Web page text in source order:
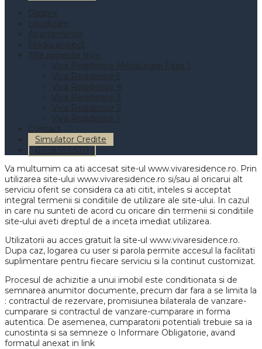
Despre
Localizare
Apartamente
Stadiu proiect
Alte proiecte Viva
Viva Residence Metalurgiei Faza 1
Viva Residence 5
Viva Residence 4
Viva Residence 3
Viva Residence 2
Viva Residence 1
Contact
Simulator Credite
0729.572.570
Va multumim ca ati accesat site-ul www.vivaresidence.ro. Prin
utilizarea site-ului www.vivaresidence.ro si/sau al oricarui alt
serviciu oferit se considera ca ati citit, inteles si acceptat
integral termenii si conditiile de utilizare ale site-ului. In cazul
in care nu sunteti de acord cu oricare din termenii si conditiile
site-ului aveti dreptul de a inceta imediat utilizarea.
Utilizatorii au acces gratuit la site-ul www.vivaresidence.ro.
Dupa caz, logarea cu user si parola permite accesul la facilitati
suplimentare pentru fiecare serviciu si la continut customizat.
Procesul de achizitie a unui imobil este conditionata si de
semnarea anumitor documente, precum dar fara a se limita la
: contractul de rezervare, promisiunea bilaterala de vanzare-
cumparare si contractul de vanzare-cumparare in forma
autentica. De asemenea, cumparatorii potentiali trebuie sa ia
cunostinta si sa semneze o Informare Obligatorie, avand
formatul anexat in link